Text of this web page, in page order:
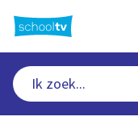
naar
hoofdinhoud